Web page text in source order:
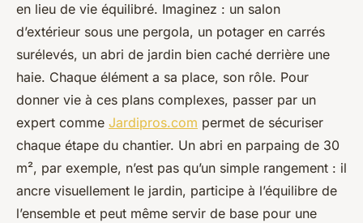
en lieu de vie équilibré. Imaginez : un salon
d’extérieur sous une pergola, un potager en carrés
surélevés, un abri de jardin bien caché derrière une
haie. Chaque élément a sa place, son rôle. Pour
donner vie à ces plans complexes, passer par un
expert comme Jardipros.com permet de sécuriser
chaque étape du chantier. Un abri en parpaing de 30
m², par exemple, n’est pas qu’un simple rangement : il
ancre visuellement le jardin, participe à l’équilibre de
l’ensemble et peut même servir de base pour une